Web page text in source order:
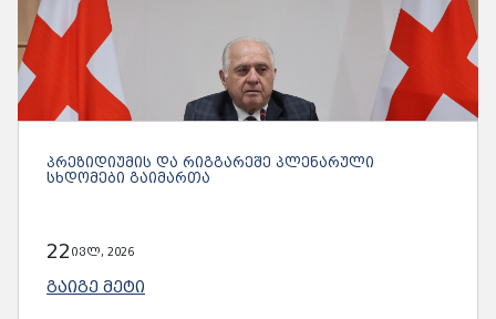
ᲞᲠᲔᲖᲘᲓᲘᲣᲛᲘᲡ ᲓᲐ ᲠᲘᲒᲒᲐᲠᲔᲨᲔ ᲞᲚᲔᲜᲐᲠᲣᲚᲘ
ᲡᲮᲓᲝᲛᲔᲑᲘ ᲒᲐᲘᲛᲐᲠᲗᲐ
22 ივლ, 2026
ᲒᲐᲘᲒᲔ ᲛᲔᲢᲘ